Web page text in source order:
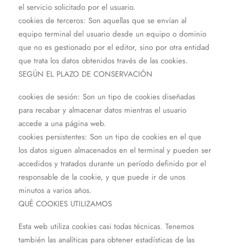
el servicio solicitado por el usuario.
cookies de terceros: Son aquellas que se envían al
equipo terminal del usuario desde un equipo o dominio
que no es gestionado por el editor, sino por otra entidad
que trata los datos obtenidos través de las cookies.
SEGÚN EL PLAZO DE CONSERVACIÓN
cookies de sesión: Son un tipo de cookies diseñadas
para recabar y almacenar datos mientras el usuario
accede a una página web.
cookies persistentes: Son un tipo de cookies en el que
los datos siguen almacenados en el terminal y pueden ser
accedidos y tratados durante un período definido por el
responsable de la cookie, y que puede ir de unos
minutos a varios años.
QUÉ COOKIES UTILIZAMOS
Esta web utiliza cookies casi todas técnicas. Tenemos
también las analíticas para obtener estadísticas de las